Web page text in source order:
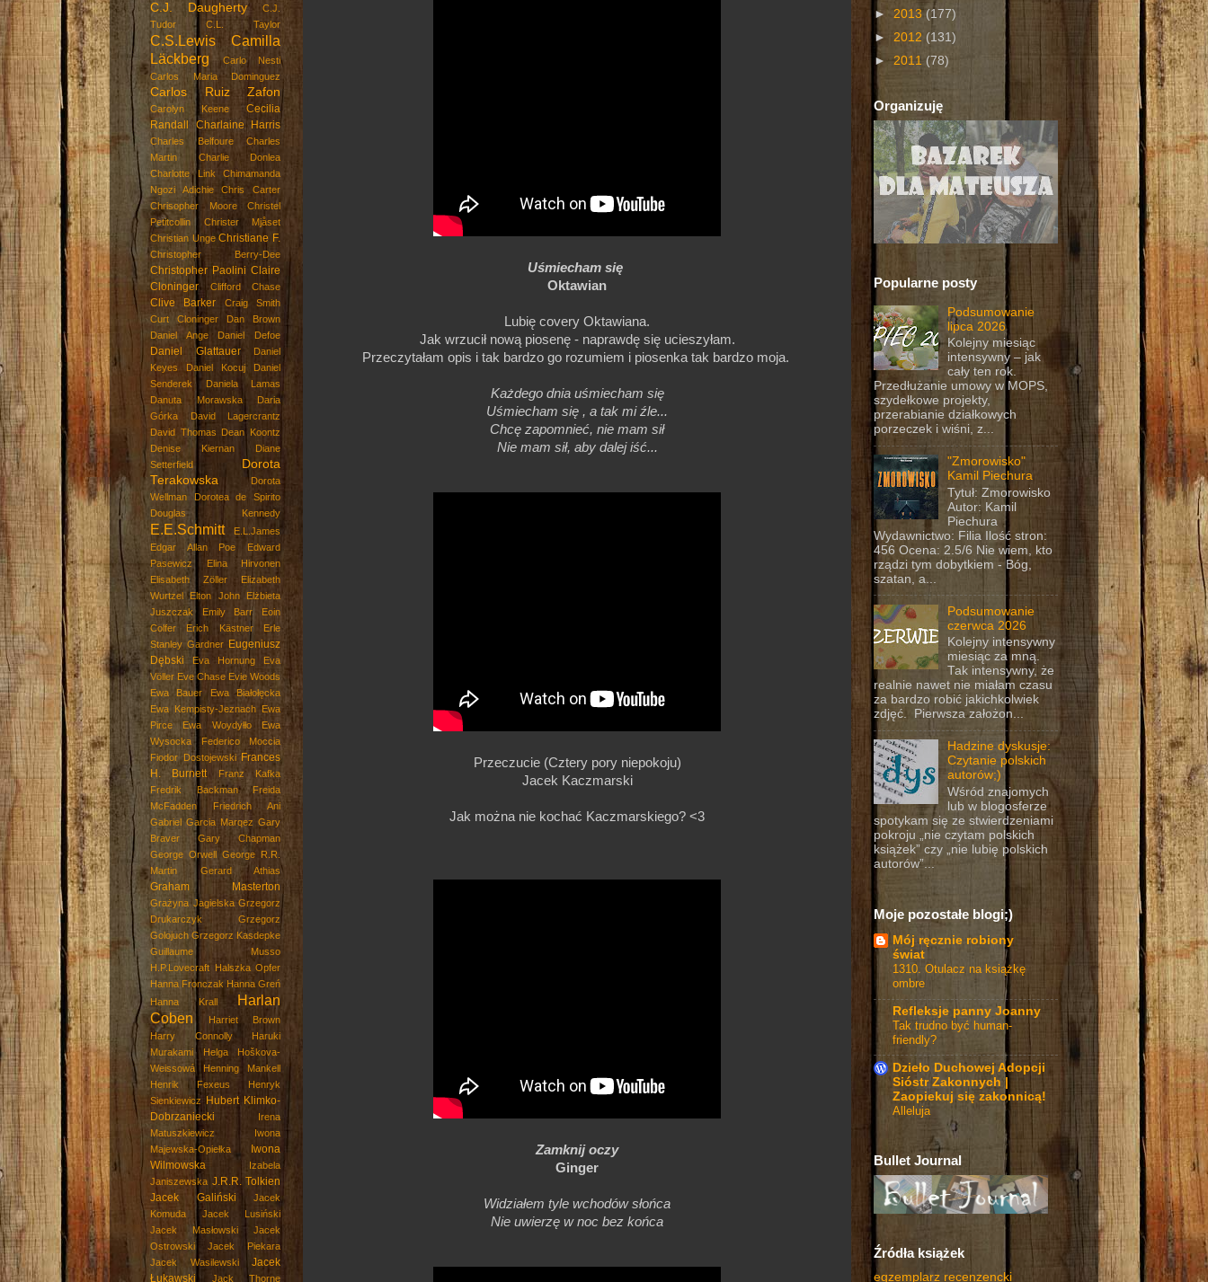
Uśmiecham się
Oktawian
Lubię covery Oktawiana.
Jak wrzucił nową piosenę - naprawdę się ucieszyłam.
Przeczytałam opis i tak bardzo go rozumiem i piosenka tak bardzo moja.
Każdego dnia uśmiecham się
Uśmiecham się , a tak mi źle...
Chcę zapomnieć, nie mam sił
Nie mam sił, aby dalej iść...
Przeczucie (Cztery pory niepokoju)
Jacek Kaczmarski
Jak można nie kochać Kaczmarskiego? <3
Zamknij oczy
Ginger
Widziałem tyle wchodów słońca
Nie uwierzę w noc bez końca
C.J. Daugherty
C.J.
Tudor
C.L. Taylor
C.S.Lewis
Camilla
Läckberg
Carlo Nesti
Carlos Maria Dominguez
Carlos Ruiz Zafon
Carolyn Keene
Cecilia
Randall
Charlaine Harris
Charles Belfoure
Charles
Martin
Charlie Donlea
Charlotte Link
Chimamanda
Ngozi Adichie
Chris Carter
Chrisopher Moore
Christel
Petitcollin
Christer Mjåset
Christian Unge Christiane F.
Christopher Berry-Dee
Christopher Paolini Claire
Cloninger
Clifford Chase
Clive Barker
Craig Smith
Curt Cloninger
Dan Brown
Daniel Ange
Daniel Defoe
Daniel Glattauer
Daniel
Keyes
Daniel Kocuj
Daniel
Senderek
Daniela Lamas
Danuta Morawska
Daria
Górka
David Lagercrantz
David Thomas
Dean Koontz
Denise Kiernan
Diane
Setterfield
Dorota
Terakowska
Dorota
Wellman
Dorotea de Spirito
Douglas Kennedy
E.E.Schmitt
E.L.James
Edgar Allan Poe
Edward
Pasewicz
Elina Hirvonen
Elisabeth Zöller
Elizabeth
Wurtzel
Elton John
Elżbieta
Juszczak
Emily Barr
Eoin
Colfer
Erich Kästner
Erle
Stanley Gardner Eugeniusz
Dębski
Eva Hornung
Eva
Völler Eve Chase Evie Woods
Ewa Bauer
Ewa Białołęcka
Ewa Kempisty-Jeznach
Ewa
Pirce
Ewa Woydyłło
Ewa
Wysocka
Federico Moccia
Fiodor Dostojewski
Frances
H. Burnett
Franz Kafka
Fredrik Backman
Freida
McFadden
Friedrich Ani
Gabriel Garcia Marqez Gary
Braver
Gary Chapman
George Orwell
George R.R.
Martin
Gerard Athias
Graham Masterton
Grażyna Jagielska Grzegorz
Drukarczyk
Grzegorz
Golojuch Grzegorz Kasdepke
Guillaume Musso
H.P.Lovecraft
Halszka Opfer
Hanna Fronczak Hanna Greń
Hanna Krall
Harlan
Coben
Harriet Brown
Harry Connolly
Haruki
Murakami
Helga Hoškova-
Weissowá
Henning Mankell
Henrik Fexeus
Henryk
Sienkiewicz
Hubert Klimko-
Dobrzaniecki
Irena
Matuszkiewicz
Iwona
Majewska-Opiełka
Iwona
Wilmowska
Izabela
Janiszewska J.R.R. Tolkien
Jacek Galiński
Jacek
Komuda
Jacek Lusiński
Jacek Masłowski
Jacek
Ostrowski
Jacek Piekara
Jacek Wasilewski
Jacek
Łukawski
Jack Thorne
► 2013(177)
► 2012 (131)
► 2011 (78)
Organizuję
Popularne posty
Podsumowanie
lipca 2026
Kolejny miesiąc
intensywny – jak
cały ten rok.
Przedłużanie umowy w MOPS,
szydełkowe projekty,
przerabianie działkowych
porzeczek i wiśni, z...
"Zmorowisko"
Kamil Piechura
Tytuł: Zmorowisko
Autor: Kamil
Piechura
Wydawnictwo: Filia Ilość stron:
456 Ocena: 2.5/6 Nie wiem, kto
rządzi tym dobytkiem - Bóg,
szatan, a...
Podsumowanie
czerwca 2026
Kolejny intensywny
miesiąc za mną.
Tak intensywny, że
realnie nawet nie miałam czasu
za bardzo robić jakichkolwiek
zdjęć. Pierwsza założon...
Hadzine dyskusje:
Czytanie polskich
autorów;)
Wśród znajomych
lub w blogosferze
spotykam się ze stwierdzeniami
pokroju „nie czytam polskich
książek” czy „nie lubię polskich
autorów”...
Moje pozostałe blogi;)
Mój ręcznie robiony
świat
1310. Otulacz na książkę
ombre
Refleksje panny Joanny
Tak trudno być human-
friendly?
Dzieło Duchowej Adopcji
Sióstr Zakonnych |
Zaopiekuj się zakonnicą!
Alleluja
Bullet Journal
Źródła książek
egzemplarz recenzencki